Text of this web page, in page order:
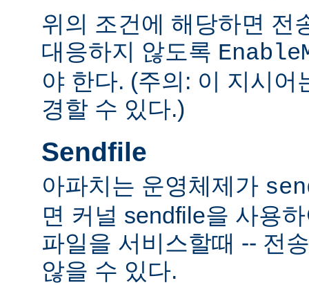
위의 조건에 해당하면 전
대응하지 않도록
야 한다. (주의: 이 지시어
경할 수 있다.)
Sendfile
아파치는 운영체제가
면 커널 sendfile을 사용
파일을 서비스할때 -- 전
않을 수 있다.